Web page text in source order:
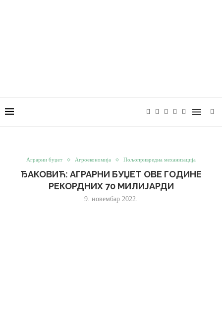
Аграрни буџет Агроекономија Пољопривредна механизација
ЂАКОВИЋ: АГРАРНИ БУЏЕТ ОВЕ ГОДИНЕ
РЕКОРДНИХ 70 МИЛИЈАРДИ
9. новембар 2022.